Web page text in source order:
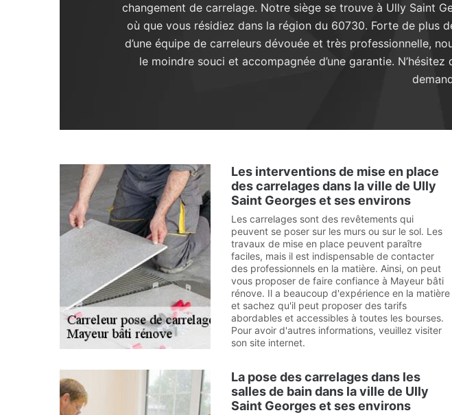
changement de carrelage. Notre siège se trouve à Ully Saint
où que vous résidiez dans la région du 60730. Forte de plus
d’une équipe de carreleurs dévouée et très professionnelle,
le moindre souci et accompagnée d’une garantie.
Les interventions de mise en place
des carrelages dans la ville de Ully
Saint Georges et ses environs
Les carrelages sont des revêtements qui
peuvent se poser sur les murs ou sur le sol. Les
travaux de mise en place peuvent paraître
faciles, mais il est indispensable de contacter
des professionnels en la matière. Ainsi, on peut
vous proposer de faire confiance à Mayeur bâti
rénove. Il a beaucoup d'expérience en la matière
et sachez qu'il peut proposer des tarifs
abordables et accessibles à toutes les bourses.
Pour avoir d'autres informations, veuillez visiter
son site internet.
La pose des carrelages dans les
salles de bain dans la ville de Ully
Saint Georges et ses environs